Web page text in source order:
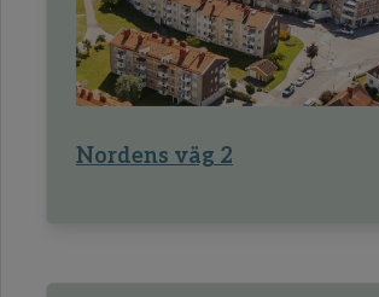
Nordens väg 2